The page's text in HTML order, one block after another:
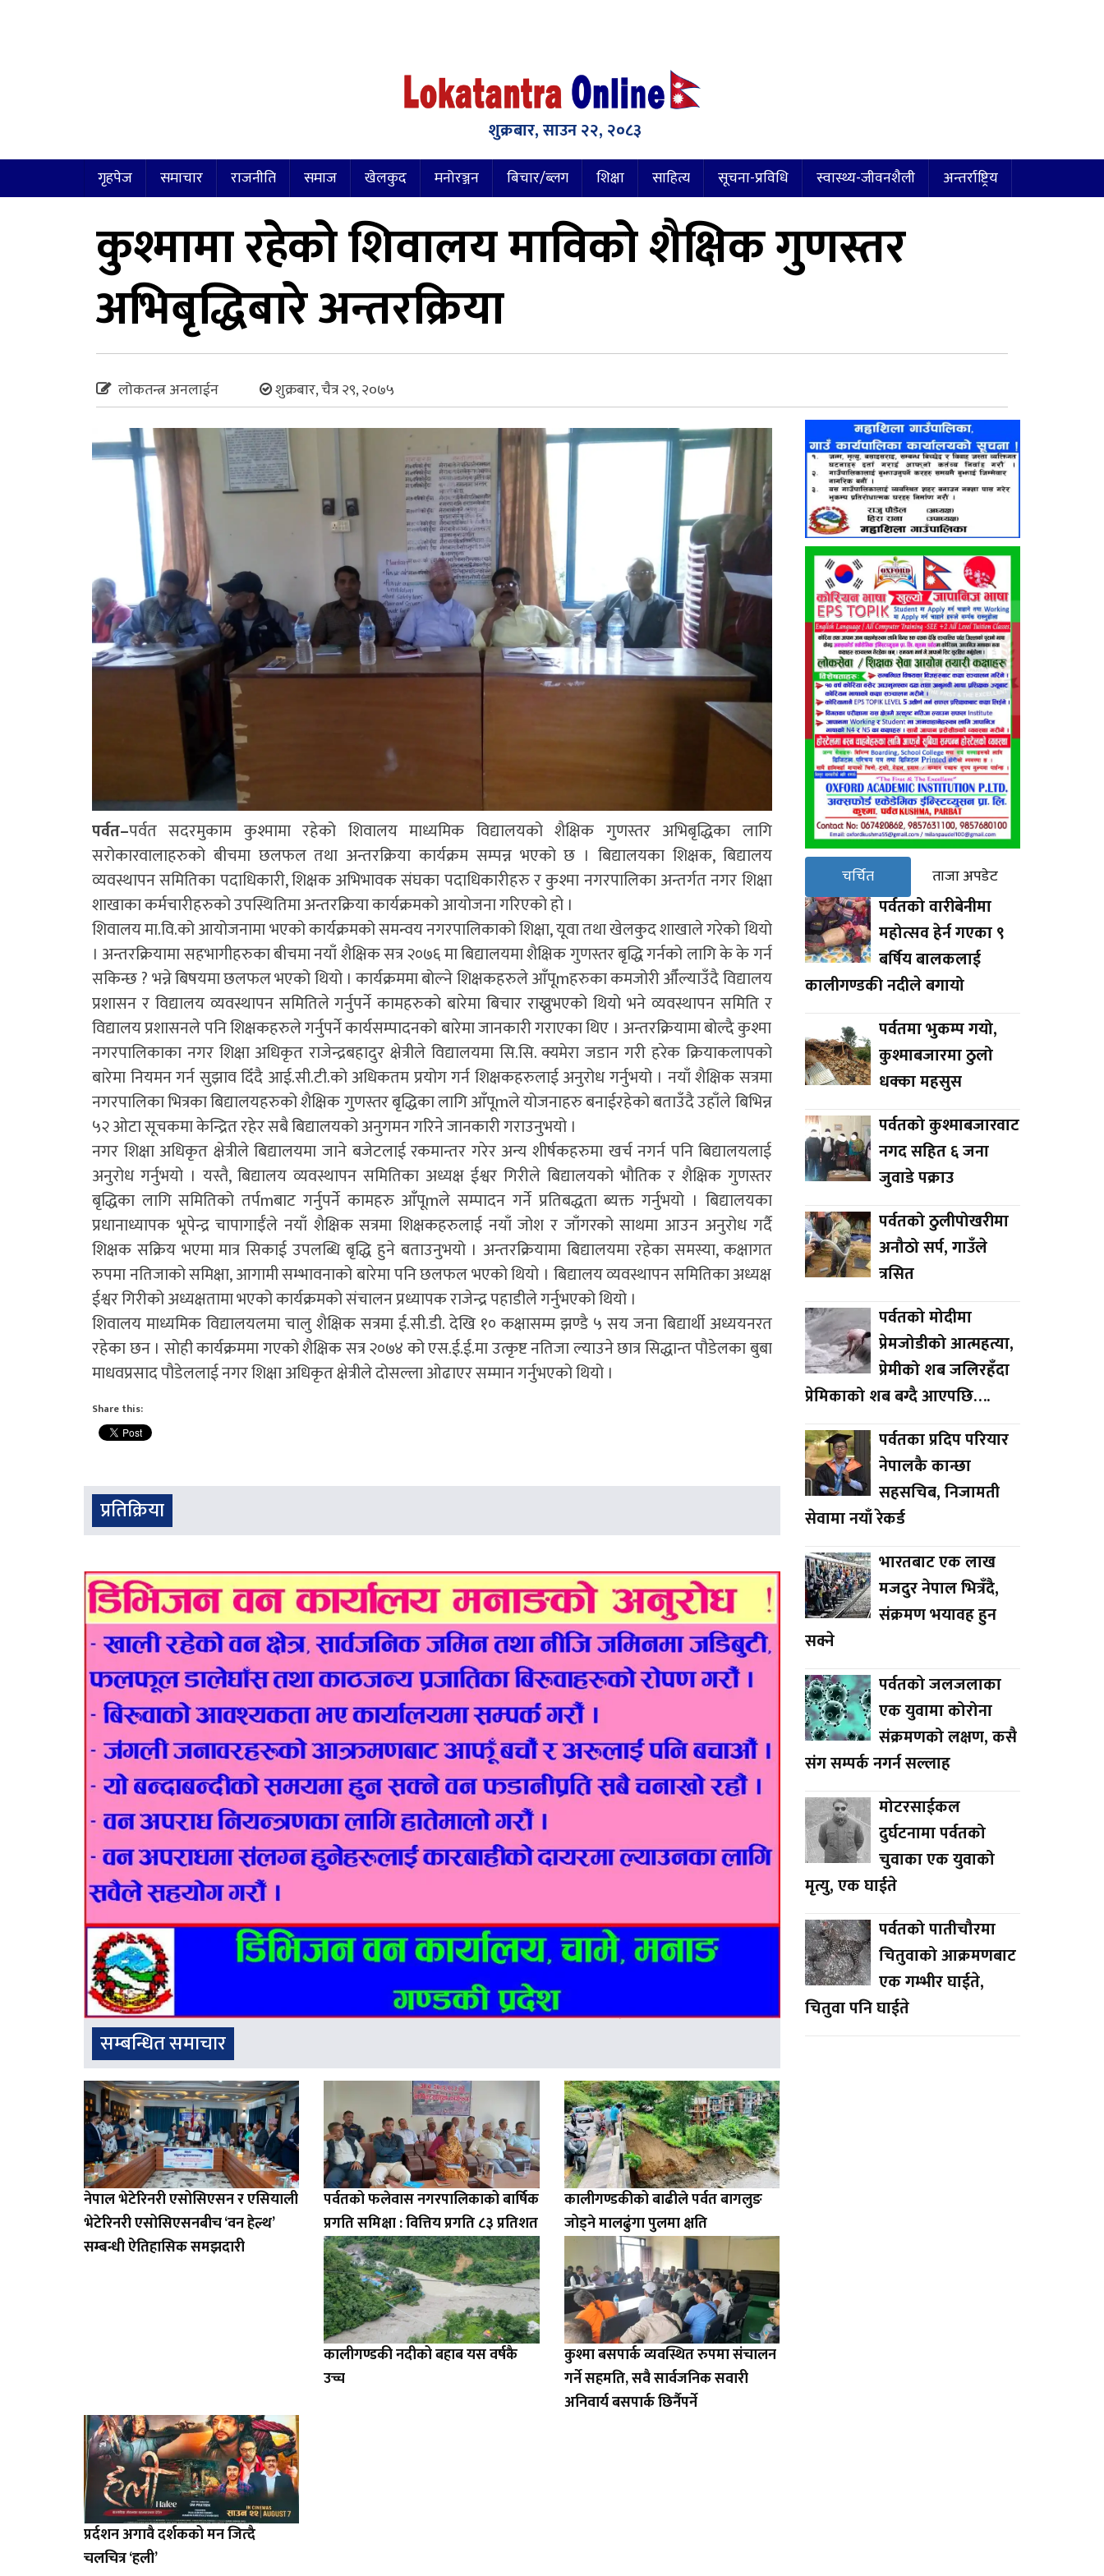
शुक्रबार, साउन २२, २०८३
गृहपेज समाचार राजनीति समाज खेलकुद मनोरञ्जन बिचार/ब्लग शिक्षा साहित्य सूचना-प्रविधि स्वास्थ्य-जीवनशैली अन्तर्राष्ट्रिय
कुश्मामा रहेको शिवालय माविको शैक्षिक गुणस्तर
अभिबृद्धिबारे अन्तरक्रिया
लोकतन्त्र अनलाईन शुक्रबार, चैत्र २९, २०७५
पर्वत–पर्वत सदरमुकाम कुश्मामा रहेको शिवालय माध्यमिक विद्यालयको शैक्षिक गुणस्तर अभिबृद्धिका लागि
सरोकारवालाहरुको बीचमा छलफल तथा अन्तरक्रिया कार्यक्रम सम्पन्न भएको छ । बिद्यालयका शिक्षक, बिद्यालय
व्यवस्थापन समितिका पदाधिकारी, शिक्षक अभिभावक संघका पदाधिकारीहरु र कुश्मा नगरपालिका अन्तर्गत नगर शिक्षा
शाखाका कर्मचारीहरुको उपस्थितिमा अन्तरक्रिया कार्यक्रमको आयोजना गरिएको हो ।
शिवालय मा.वि.को आयोजनामा भएको कार्यक्रमको समन्वय नगरपालिकाको शिक्षा, यूवा तथा खेलकुद शाखाले गरेको थियो
। अन्तरक्रियामा सहभागीहरुका बीचमा नयाँ शैक्षिक सत्र २०७६ मा बिद्यालयमा शैक्षिक गुणस्तर बृद्धि गर्नको लागि के के गर्न
सकिन्छ ? भन्ने बिषयमा छलफल भएको थियो । कार्यक्रममा बोल्ने शिक्षकहरुले आँपूmहरुका कमजोरी औँल्याउँदै विद्यालय
प्रशासन र विद्यालय व्यवस्थापन समितिले गर्नुपर्ने कामहरुको बारेमा बिचार राख्नुभएको थियो भने व्यवस्थापन समिति र
विद्यालय प्रशासनले पनि शिक्षकहरुले गर्नुपर्ने कार्यसम्पादनको बारेमा जानकारी गराएका थिए । अन्तरक्रियामा बोल्दै कुश्मा
नगरपालिकाका नगर शिक्षा अधिकृत राजेन्द्रबहादुर क्षेत्रीले विद्यालयमा सि.सि. क्यमेरा जडान गरी हरेक क्रियाकलापको
बारेमा नियमन गर्न सुझाव दिँदै आई.सी.टी.को अधिकतम प्रयोग गर्न शिक्षकहरुलाई अनुरोध गर्नुभयो । नयाँ शैक्षिक सत्रमा
नगरपालिका भित्रका बिद्यालयहरुको शैक्षिक गुणस्तर बृद्धिका लागि आँपूmले योजनाहरु बनाईरहेको बताउँदै उहाँले बिभिन्न
५२ ओटा सूचकमा केन्द्रित रहेर सबै बिद्यालयको अनुगमन गरिने जानकारी गराउनुभयो ।
नगर शिक्षा अधिकृत क्षेत्रीले बिद्यालयमा जाने बजेटलाई रकमान्तर गरेर अन्य शीर्षकहरुमा खर्च नगर्न पनि बिद्यालयलाई
अनुरोध गर्नुभयो । यस्तै, बिद्यालय व्यवस्थापन समितिका अध्यक्ष ईश्वर गिरीले बिद्यालयको भौतिक र शैक्षिक गुणस्तर
बृद्धिका लागि समितिको तर्पmबाट गर्नुपर्ने कामहरु आँपूmले सम्पादन गर्ने प्रतिबद्धता ब्यक्त गर्नुभयो । बिद्यालयका
प्रधानाध्यापक भूपेन्द्र चापागाईँले नयाँ शैक्षिक सत्रमा शिक्षकहरुलाई नयाँ जोश र जाँगरको साथमा आउन अनुरोध गर्दै
शिक्षक सक्रिय भएमा मात्र सिकाई उपलब्धि बृद्धि हुने बताउनुभयो । अन्तरक्रियामा बिद्यालयमा रहेका समस्या, कक्षागत
रुपमा नतिजाको समिक्षा, आगामी सम्भावनाको बारेमा पनि छलफल भएको थियो । बिद्यालय व्यवस्थापन समितिका अध्यक्ष
ईश्वर गिरीको अध्यक्षतामा भएको कार्यक्रमको संचालन प्रध्यापक राजेन्द्र पहाडीले गर्नुभएको थियो ।
शिवालय माध्यमिक विद्यालयलमा चालु शैक्षिक सत्रमा ई.सी.डी. देखि १० कक्षासम्म झण्डै ५ सय जना बिद्यार्थी अध्ययनरत
रहेका छन । सोही कार्यक्रममा गएको शैक्षिक सत्र २०७४ को एस.ई.ई.मा उत्कृष्ट नतिजा ल्याउने छात्र सिद्धान्त पौडेलका बुबा
माधवप्रसाद पौडेललाई नगर शिक्षा अधिकृत क्षेत्रीले दोसल्ला ओढाएर सम्मान गर्नुभएको थियो ।
Share this:
प्रतिक्रिया
सम्बन्धित समाचार
नेपाल भेटेरिनरी एसोसिएसन र एसियाली
भेटेरिनरी एसोसिएसनबीच ‘वन हेल्थ’
सम्बन्धी ऐतिहासिक समझदारी
पर्वतको फलेवास नगरपालिकाको बार्षिक
प्रगति समिक्षा : वित्तिय प्रगति ८३ प्रतिशत
कालीगण्डकीको बाढीले पर्वत बागलुङ
जोड्ने मालढुंगा पुलमा क्षति
कालीगण्डकी नदीको बहाब यस वर्षकै
उच्च
कुश्मा बसपार्क व्यवस्थित रुपमा संचालन
गर्ने सहमति, सवै सार्वजनिक सवारी
अनिवार्य बसपार्क छिर्नैपर्ने
प्रर्दशन अगावै दर्शकको मन जित्दै
चलचित्र ‘हली’
चर्चित ताजा अपडेट
पर्वतको वारीबेनीमा
महोत्सव हेर्न गएका ९
बर्षिय बालकलाई
कालीगण्डकी नदीले बगायो
पर्वतमा भुकम्प गयो,
कुश्माबजारमा ठुलो
धक्का महसुस
पर्वतको कुश्माबजारवाट
नगद सहित ६ जना
जुवाडे पक्राउ
पर्वतको ठुलीपोखरीमा
अनौठो सर्प, गाउँले
त्रसित
पर्वतको मोदीमा
प्रेमजोडीको आत्महत्या,
प्रेमीको शब जलिरहँदा
प्रेमिकाको शब बग्दै आएपछि….
पर्वतका प्रदिप परियार
नेपालकै कान्छा
सहसचिब, निजामती
सेवामा नयाँ रेकर्ड
भारतबाट एक लाख
मजदुर नेपाल भित्रँदै,
संक्रमण भयावह हुन
सक्ने
पर्वतको जलजलाका
एक युवामा कोरोना
संक्रमणको लक्षण, कसै
संग सम्पर्क नगर्न सल्लाह
मोटरसाईकल
दुर्घटनामा पर्वतको
चुवाका एक युवाको
मृत्यु, एक घाईते
पर्वतको पातीचौरमा
चितुवाको आक्रमणबाट
एक गम्भीर घाईते,
चितुवा पनि घाईते